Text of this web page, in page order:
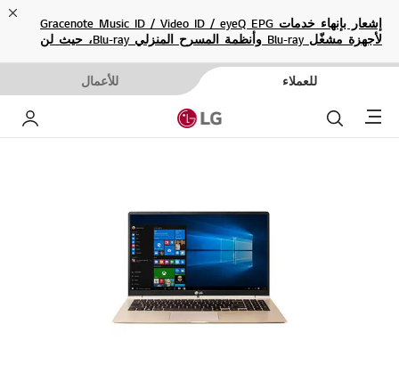
إشعار بإنهاء خدمات Gracenote Music ID / Video ID / eyeQ EPG
لأجهزة مشغّل Blu-ray وأنظمة المسرح المنزلي Blu-ray، حيث لن
للعملاء للأعمال
Menu بحث